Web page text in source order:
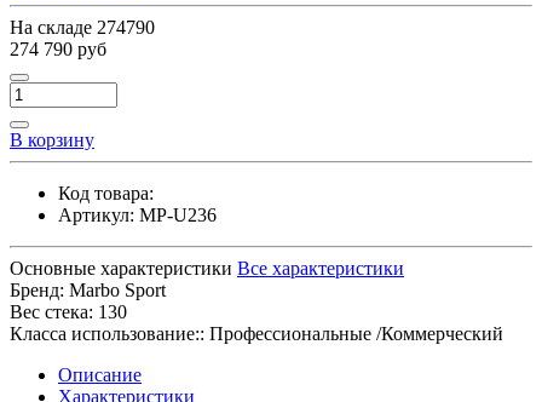
На складе 274790
274 790 руб
В корзину
Код товара:
Артикул: MP-U236
Основные характеристики Все характеристики
Бренд: Marbo Sport
Вес стека: 130
Класса использование:: Профессиональные /Коммерческий
Описание
Характеристики